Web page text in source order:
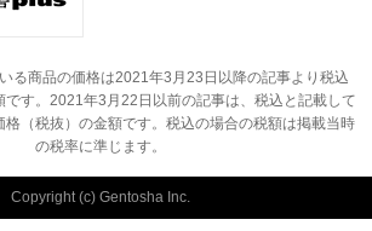
る商品の価格は2021年3月23日以降の記事より税込
す。 2021年3月22日以前の記事は、税込と記載して
（税抜）の金額です。 税込の場合の税額は掲載当時
の税率に準じます。
Copyright (c) Gentosha Inc.